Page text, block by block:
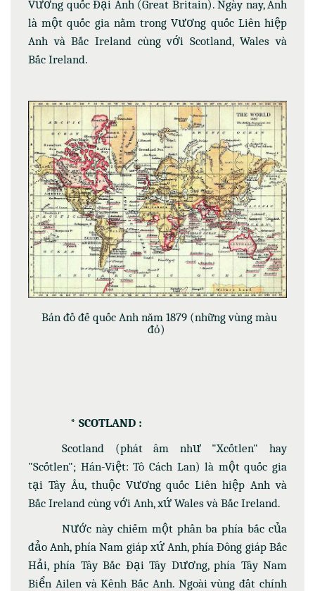
Vương quốc Đại Anh (Great Britain). Ngày nay, Anh
là một quốc gia nằm trong Vương quốc Liên hiệp
Anh và Bắc Ireland cùng với Scotland, Wales và
Bắc Ireland.
Bản đồ đế quốc Anh năm 1879 (những vùng màu
đỏ)
* SCOTLAND :
Scotland (phát âm như "Xcốtlen" hay
"Scốtlen"; Hán-Việt: Tô Cách Lan) là một quốc gia
tại Tây Âu, thuộc Vương quốc Liên hiệp Anh và
Bắc Ireland cùng với Anh, xứ Wales và Bắc Ireland.
Nước này chiếm một phần ba phía bắc của
đảo Anh, phía Nam giáp xứ Anh, phía Đông giáp Bắc
Hải, phía Tây Bắc Đại Tây Dương, phía Tây Nam
Biển Ailen và Kênh Bắc Anh. Ngoài vùng đất chính